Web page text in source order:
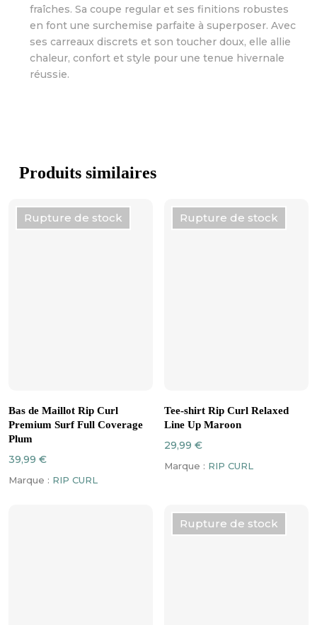
fraîches. Sa coupe regular et ses finitions robustes
en font une surchemise parfaite à superposer. Avec
ses carreaux discrets et son toucher doux, elle allie
chaleur, confort et style pour une tenue hivernale
réussie.
Produits similaires
Rupture de stock
CHOIX DES OPTIONS
produit
a
plusieurs
variations.
Les
options
Bas de Maillot Rip Curl
Premium Surf Full Coverage
Plum
39,99 €
Marque : RIP CURL
Rupture de stock
CHOIX DES OPTIONS
produit
a
plusieurs
variations.
Les
être
choisies
sur
Tee-shirt Rip Curl Relaxed
Line Up Maroon
29,99€
Marque : RIP CURL
Rupture de stock